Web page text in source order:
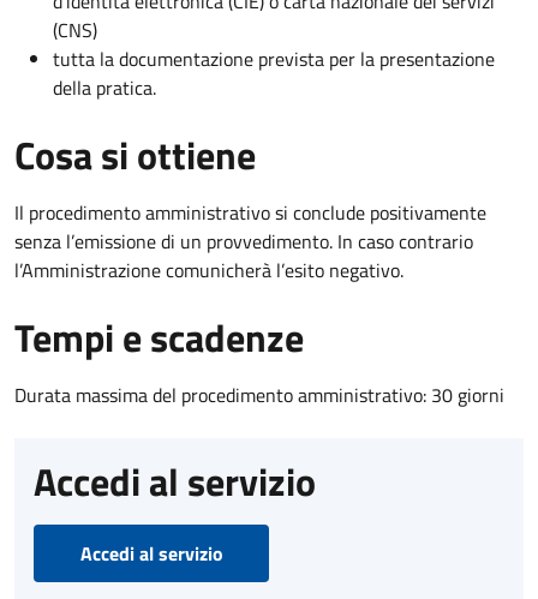
(CNS)
tutta la documentazione prevista per la presentazione
della pratica.
Cosa si ottiene
Il procedimento amministrativo si conclude positivamente
senza l’emissione di un provvedimento. In caso contrario
l’Amministrazione comunicherà l’esito negativo.
Tempi e scadenze
Durata massima del procedimento amministrativo: 30 giorni
Accedi al servizio
Accedi al servizio